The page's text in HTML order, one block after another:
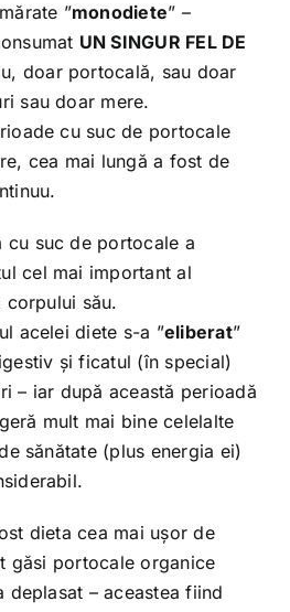
”monodiete” –
UN SINGUR FEL DE
doar portocală, sau doar
sau doar mere.
cu suc de portocale
cea mai lungă a fost de
cu suc de portocale a
cel mai important al
său.
acelei diete s-a ”eliberat”
și ficatul (în special)
– iar după această perioadă
mult mai bine celelalte
sănătate (plus energia ei)
dieta cea mai ușor de
găsi portocale organice
– aceastea fiind